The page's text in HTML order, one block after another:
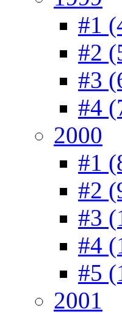
#1
#2
#3
#4
2000
#1
#2
#3
#4
#5
2001